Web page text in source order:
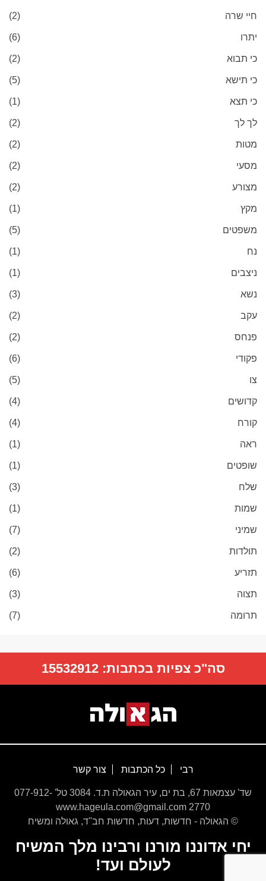
חיי שרה (2)
יתרו (6)
כי תבוא (2)
כי תישא (5)
כי תצא (1)
לך לך (2)
מטות (2)
מסעי (2)
מצורע (2)
מקץ (1)
משפטים (5)
נח (1)
ניצבים (1)
נשא (3)
עקב (2)
פנחס (2)
פקודי (6)
צו (5)
קדושים (4)
קורח (4)
ראה (1)
שופטים (1)
שלח (3)
שמות (1)
שמיני (7)
תולדות (2)
תזריע (6)
תצוה (3)
תרומה (7)
סה"כ צפיות בכתבות:15532912
רבי כל הכתבות צור קשר
שד' עצמאות 67, בת ים, עיר הגאולה ת.ד. 3084 טל' 077-912-
2770 www.hageula.com@gmail.com
© הגאולה - חדשות, דעות, חדשות חב''ד, גאולה ומשיח
יחי אדוננו מורנו ורבינו מלך המשיח
לעולם ועד!